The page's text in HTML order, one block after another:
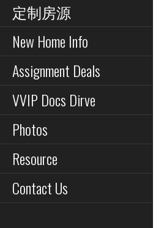
定制房源
New Home Info
Assignment Deals
VVIP Docs Dirve
Photos
Resource
Contact Us